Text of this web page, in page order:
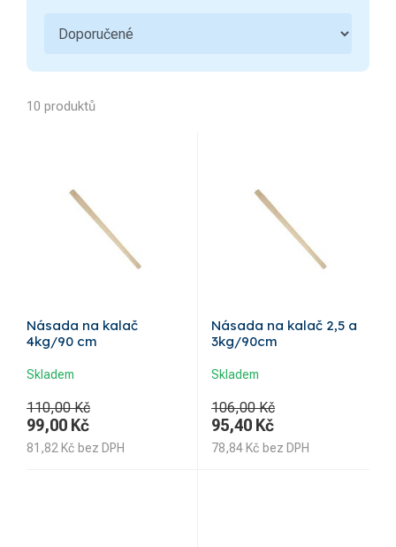
10 produktů
Násada na kalač
4kg/90 cm
Skladem
110,00 Kč
99,00 Kč
81,82 Kč bez DPH
Násada na kalač 2,5 a
3kg/90cm
Skladem
106,00 Kč
95,40 Kč
78,84 Kč bez DPH
Zahradní kolečka a vozíky